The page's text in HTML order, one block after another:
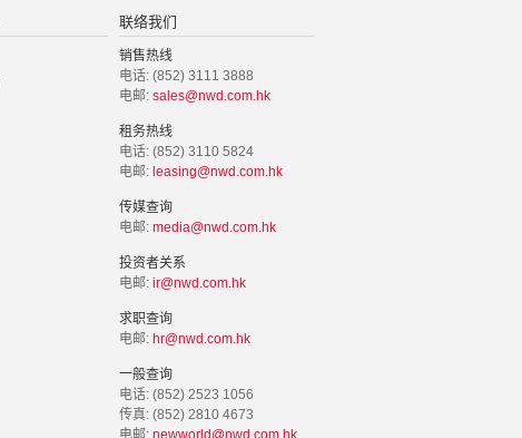
联络我们
销售热线
电话: (852) 3111 3888
电邮: sales@nwd.com.hk
租务热线
电话: (852) 3110 5824
电邮: leasing@nwd.com.hk
传媒查询
电邮: media@nwd.com.hk
投资者关系
电邮: ir@nwd.com.hk
求职查询
电邮: hr@nwd.com.hk
一般查询
电话: (852) 2523 1056
传真: (852) 2810 4673
电邮: newworld@nwd.com.hk